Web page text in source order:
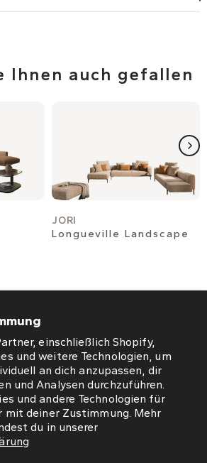
einschließlich Shopify,
und weitere Technologien, um
an dich anzupassen, dir
und Analysen durchzuführen.
und andere Technologien für
mit deiner Zustimmung. Mehr
du in unserer
Ihnen auch gefallen
JORI
Longueville Landscape